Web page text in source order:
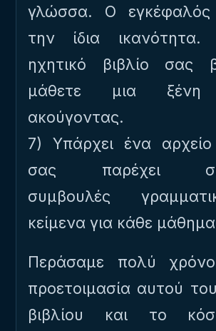
γλώσσα. Ο εγκέφαλός
την ίδια
ηχητικό βιβλίο σας
μάθετε μια ξένη
ακούγοντας.
7) Υπάρχει ένα
σας παρέχει
συμβουλές
κείμενα για κάθε
Περάσαμε πολύ
προετοιμασία αυτού
βιβλίου και το